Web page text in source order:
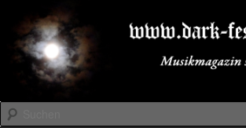
primären
Inhalt
springen
sekundären
Inhalt
springenDARK-FESTIVALS.DE
Suchen